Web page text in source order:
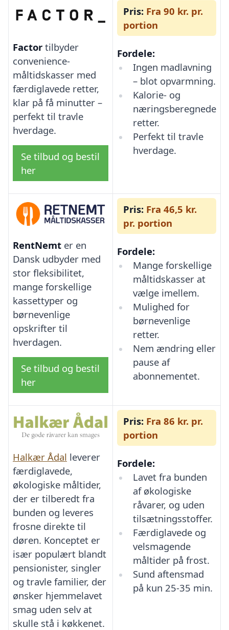
Factor tilbyder
convenience-
måltidskasser med
færdiglavede retter,
klar på få minutter –
perfekt til travle
hverdage.
Se tilbud og bestil
her
Pris: Fra 90 kr. pr.
portion
Fordele:
Ingen madlavning
– blot opvarmning.
Kalorie- og
næringsberegnede
retter.
Perfekt til travle
hverdage.
RentNemt er en
Dansk udbyder med
stor fleksibilitet,
mange forskellige
kassettyper og
børnevenlige
opskrifter til
hverdagen.
Se tilbud og bestil
her
Pris: Fra 46,5 kr.
pr. portion
Fordele:
Mange forskellige
måltidskasser at
vælge imellem.
Mulighed for
børnevenlige
retter.
Nem ændring eller
pause af
abonnementet.
Halkær Ådal leverer
færdiglavede,
økologiske måltider,
der er tilberedt fra
bunden og leveres
frosne direkte til
døren. Konceptet er
især populært blandt
pensionister, singler
og travle familier, der
ønsker hjemmelavet
smag uden selv at
skulle stå i køkkenet.
Pris: Fra 86 kr. pr.
portion
Fordele:
Lavet fra bunden
af økologiske
råvarer, og uden
tilsætningsstoffer.
Færdiglavede og
velsmagende
måltider på frost.
Sund aftensmad
på kun 25-35 min.